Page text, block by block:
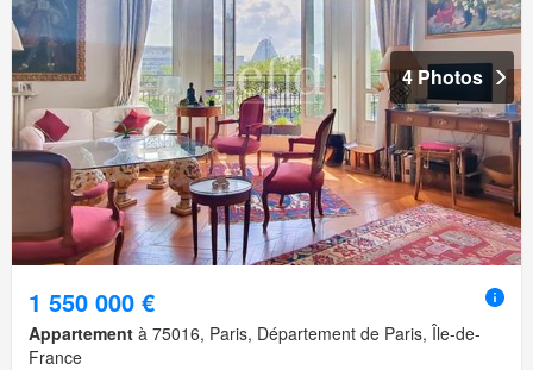
4 Photos
1 550 000 €
Appartement à 75016, Paris, Département de Paris, Île-de-
France